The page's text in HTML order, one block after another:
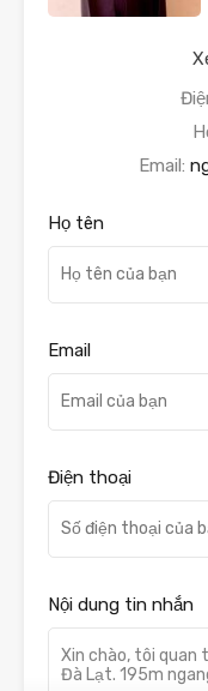
Email:
Họ tên
Email
Điện thoại
Nội dung tin nhắn